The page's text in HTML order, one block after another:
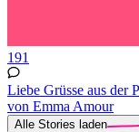
191
Liebe Grüsse aus der
von Emma Amour
Alle Stories laden